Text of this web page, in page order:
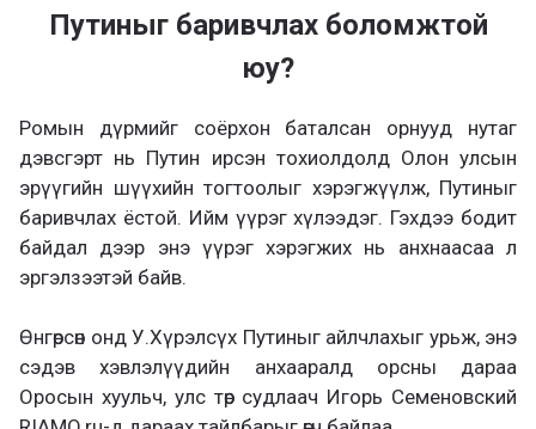
Путиныг баривчлах боломжтой
юу?
Ромын дүрмийг соёрхон баталсан орнууд нутаг
дэвсгэрт нь Путин ирсэн тохиолдолд Олон улсын
эрүүгийн шүүхийн тогтоолыг хэрэгжүүлж, Путиныг
баривчлах ёстой. Ийм үүрэг хүлээдэг. Гэхдээ бодит
байдал дээр энэ үүрэг хэрэгжих нь анхнаасаа л
эргэлзээтэй байв.
Өнгөрсөн онд У.Хүрэлсүх Путиныг айлчлахыг урьж, энэ
сэдэв хэвлэлүүдийн анхааралд орсны дараа
Оросын хуульч, улс төр судлаач Игорь Семеновский